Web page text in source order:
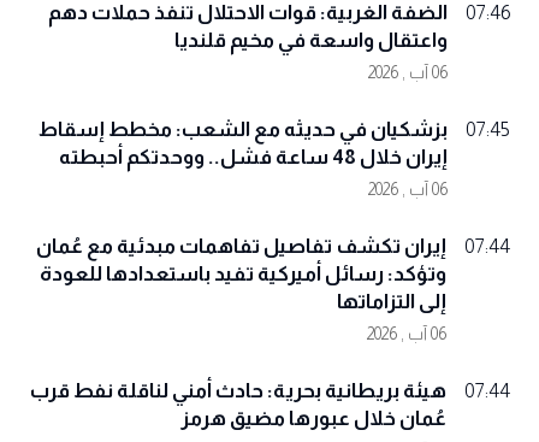
07:46
الضفة الغربية: قوات الاحتلال تنفذ حملات دهم
واعتقال واسعة في مخيم قلنديا
06 آب , 2026
07:45
بزشكيان في حديثه مع الشعب: مخطط إسقاط
إيران خلال 48 ساعة فشل.. ووحدتكم أحبطته
06 آب , 2026
07:44
إيران تكشف تفاصيل تفاهمات مبدئية مع عُمان
وتؤكد: رسائل أميركية تفيد باستعدادها للعودة
إلى التزاماتها
06 آب , 2026
07:44
هيئة بريطانية بحرية: حادث أمني لناقلة نفط قرب
عُمان خلال عبورها مضيق هرمز